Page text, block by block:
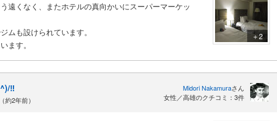
遠くなく、またホテルの真向かいにスーパーマーケッ
ムも設けられています。
ます。
＋2
‼
約2年前）
Midori Nakamuraさん
女性／高雄のクチコミ：3件